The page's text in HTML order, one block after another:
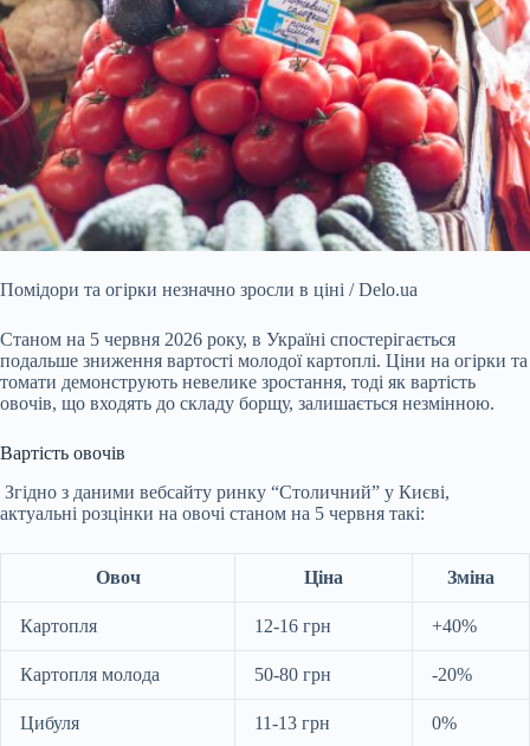
Помідори та огірки незначно зросли в ціні / Delo.ua
Станом на 5 червня 2026 року, в Україні спостерігається
подальше зниження вартості молодої картоплі. Ціни на огірки та
томати демонструють невелике зростання, тоді як вартість
овочів, що входять до складу борщу, залишається незмінною.
Вартість овочів
Згідно з даними вебсайту ринку “Столичний” у Києві,
актуальні розцінки на овочі станом на 5 червня такі:
Овоч Ціна Зміна
Картопля 12-16 грн +40%
Картопля молода 50-80 грн -20%
Цибуля 11-13 грн 0%